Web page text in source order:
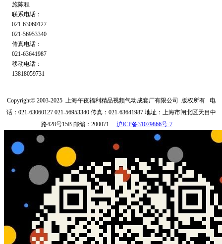
施陈程
联系电话：
021-63060127
021-56953340
传真电话：
021-63641987
移动电话：
13818059731
Copyright© 2003-2025 上海午夜福利精品视频气动成套厂有限公司 版权所有 电
话：021-63060127 021-56953340 传真：021-63641987 地址：上海市闸北区天目中
路428号15B 邮编：200071 沪ICP备31079866号-7